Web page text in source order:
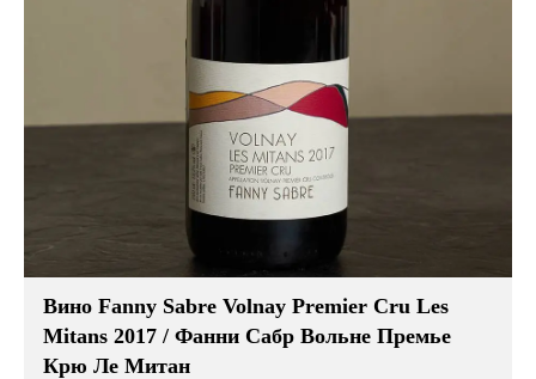
Вино Fanny Sabre Volnay Premier Cru Les
Mitans 2017 / Фанни Сабр Вольне Премье
Крю Ле Митан